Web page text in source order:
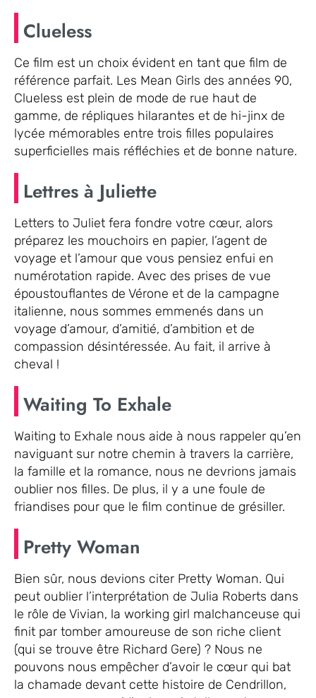
Clueless
Ce film est un choix évident en tant que film de
référence parfait. Les Mean Girls des années 90,
Clueless est plein de mode de rue haut de
gamme, de répliques hilarantes et de hi-jinx de
lycée mémorables entre trois filles populaires
superficielles mais réfléchies et de bonne nature.
Lettres à Juliette
Letters to Juliet fera fondre votre cœur, alors
préparez les mouchoirs en papier, l’agent de
voyage et l’amour que vous pensiez enfui en
numérotation rapide. Avec des prises de vue
époustouflantes de Vérone et de la campagne
italienne, nous sommes emmenés dans un
voyage d’amour, d’amitié, d’ambition et de
compassion désintéressée. Au fait, il arrive à
cheval !
Waiting To Exhale
Waiting to Exhale nous aide à nous rappeler qu’en
naviguant sur notre chemin à travers la carrière,
la famille et la romance, nous ne devrions jamais
oublier nos filles. De plus, il y a une foule de
friandises pour que le film continue de grésiller.
Pretty Woman
Bien sûr, nous devions citer Pretty Woman. Qui
peut oublier l’interprétation de Julia Roberts dans
le rôle de Vivian, la working girl malchanceuse qui
finit par tomber amoureuse de son riche client
(qui se trouve être Richard Gere) ? Nous ne
pouvons nous empêcher d’avoir le cœur qui bat
la chamade devant cette histoire de Cendrillon,